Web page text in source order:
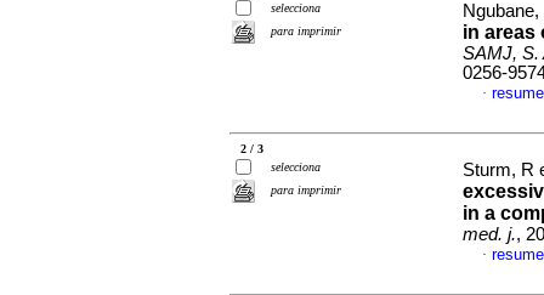
selecciona
para imprimir
in areas
SAMJ, S.
0256-
·
2 / 3
selecciona
para imprimir
Sturm, R
in a
med. j.,
·